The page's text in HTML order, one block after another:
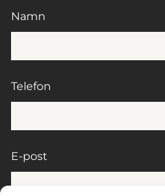
Namn
Telefon
E-post